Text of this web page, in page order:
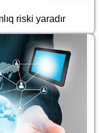
riski yaradır